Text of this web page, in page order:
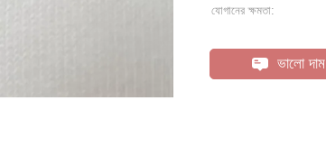
যোগানের ক্ষমতা:
ভালো দাম